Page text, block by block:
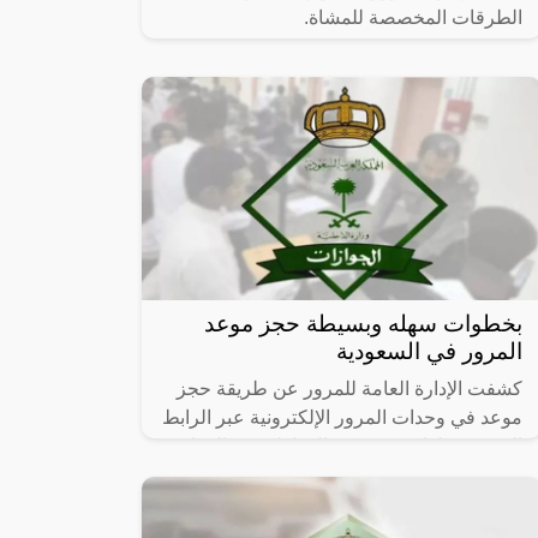
الطرقات المخصصة للمشاة.
بخطوات سهله وبسيطة حجز موعد
المرور في السعودية
كشفت الإدارة العامة للمرور عن طريقة حجز
موعد في وحدات المرور الإلكترونية عبر الرابط
الى وحدات المرور الإلكترونية في